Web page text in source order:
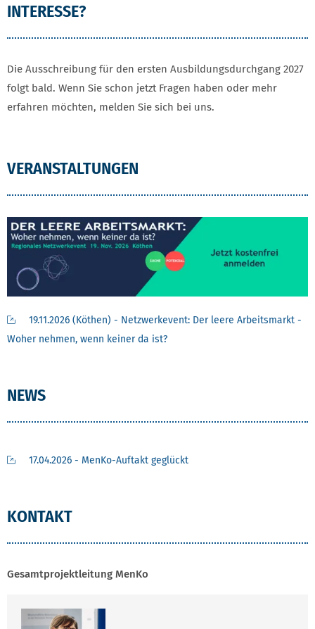
INTERESSE?
Die Ausschreibung für den ersten Ausbildungsdurchgang 2027
folgt bald. Wenn Sie schon jetzt Fragen haben oder mehr
erfahren möchten, melden Sie sich bei uns.
VERANSTALTUNGEN
19.11.2026 (Köthen) - Netzwerkevent: Der leere Arbeitsmarkt -
Woher nehmen, wenn keiner da ist?
NEWS
17.04.2026 - MenKo-Auftakt geglückt
KONTAKT
Gesamtprojektleitung MenKo